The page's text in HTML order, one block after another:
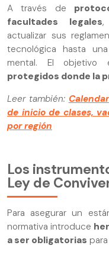
A través de
facultades legales,
actualizar sus
tecnológica hasta
mental. El objetivo
protegidos donde la
Leer también:
de inicio de clases,
por región
Los
Ley de
Para asegurar un
normativa introduce
a ser obligatorias